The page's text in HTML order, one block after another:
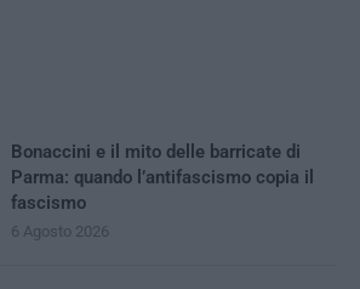
Bonaccini e il mito delle barricate di
Parma: quando l’antifascismo copia il
fascismo
6 Agosto 2026